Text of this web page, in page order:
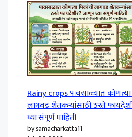
Rainy crops पावसाळ्यात कोणत्या
लागवड शेतकऱ्यांसाठी ठरते
घ्या संपूर्ण माहिती
by samacharkatta11